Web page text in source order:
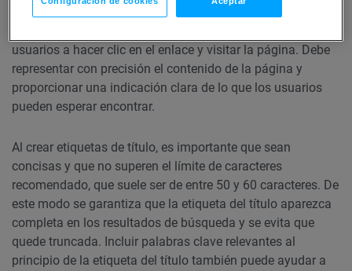
trata una página web antes de hacer clic en ella. Una
usuarios a hacer clic en el enlace y visitar la página. Debe
representar con precisión el contenido de la página y
proporcionar una indicación clara de lo que los usuarios
pueden esperar encontrar.
Al crear etiquetas de título, es importante que sean
concisas y que no superen el límite de caracteres
recomendado, que suele ser de entre 50 y 60 caracteres. De
este modo se garantiza que la etiqueta del título aparezca
completa en los resultados de búsqueda y se evita que
quede truncada. Incluir palabras clave relevantes al
principio de la etiqueta del título también puede ayudar a